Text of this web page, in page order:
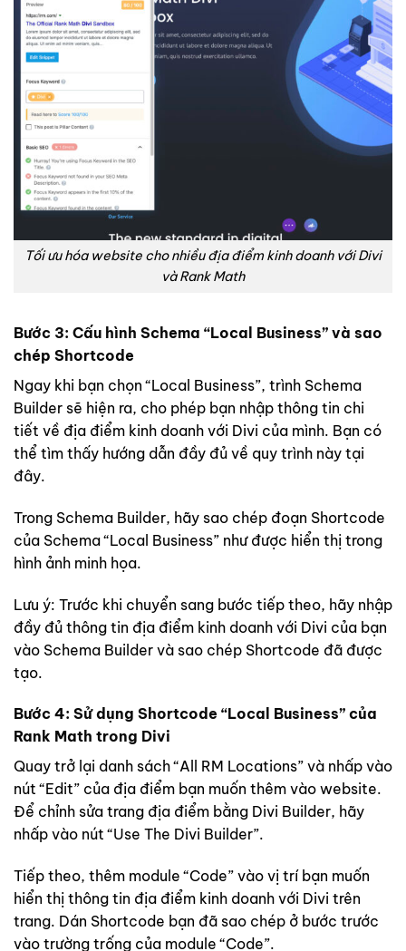
Tối ưu hóa website cho nhiều địa điểm kinh doanh với Divi
và Rank Math
Bước 3: Cấu hình Schema “Local Business” và sao
chép Shortcode
Ngay khi bạn chọn “Local Business”, trình Schema
Builder sẽ hiện ra, cho phép bạn nhập thông tin chi
tiết về địa điểm kinh doanh với Divi của mình. Bạn có
thể tìm thấy hướng dẫn đầy đủ về quy trình này tại
đây.
Trong Schema Builder, hãy sao chép đoạn Shortcode
của Schema “Local Business” như được hiển thị trong
hình ảnh minh họa.
Lưu ý: Trước khi chuyển sang bước tiếp theo, hãy nhập
đầy đủ thông tin địa điểm kinh doanh với Divi của bạn
vào Schema Builder và sao chép Shortcode đã được
tạo.
Bước 4: Sử dụng Shortcode “Local Business” của
Rank Math trong Divi
Quay trở lại danh sách “All RM Locations” và nhấp vào
nút “Edit” của địa điểm bạn muốn thêm vào website.
Để chỉnh sửa trang địa điểm bằng Divi Builder, hãy
nhấp vào nút “Use The Divi Builder”.
Tiếp theo, thêm module “Code” vào vị trí bạn muốn
hiển thị thông tin địa điểm kinh doanh với Divi trên
trang. Dán Shortcode bạn đã sao chép ở bước trước
vào trường trống của module “Code”.